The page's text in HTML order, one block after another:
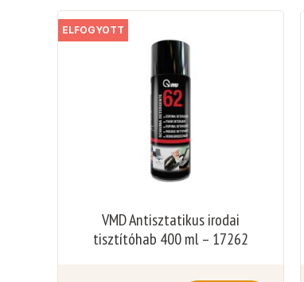
ELFOGYOTT
VMD Antisztatikus irodai
tisztítóhab 400 ml – 17262